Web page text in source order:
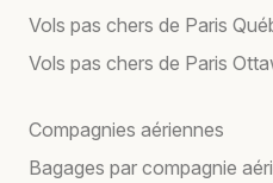
Vols pas chers de Paris
Vols pas chers de Paris
Compagnies aériennes
Bagages par compagnie